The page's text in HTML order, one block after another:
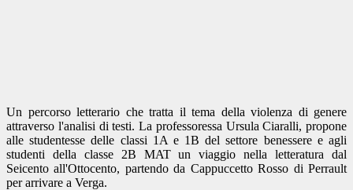
Un percorso letterario che tratta il tema della violenza di genere
attraverso l'analisi di testi. La professoressa Ursula Ciaralli, propone
alle studentesse delle classi 1A e 1B del settore benessere e agli
studenti della classe 2B MAT un viaggio nella letteratura dal
Seicento all'Ottocento, partendo da Cappuccetto Rosso di Perrault
per arrivare a Verga.